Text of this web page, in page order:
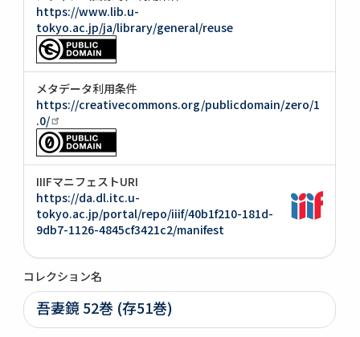
https://www.lib.u-
tokyo.ac.jp/ja/library/general/reuse
メタデータ利用条件
https://creativecommons.org/publicdomain/zero/1
.0/
IIIFマニフェストURI
https://da.dl.itc.u-
tokyo.ac.jp/portal/repo/iiif/40b1f210-181d-
9db7-1126-4845cf3421c2/manifest
コレクション名
吾妻鏡 52巻 (存51巻)